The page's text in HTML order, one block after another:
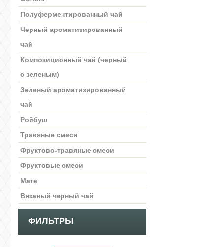
Полуферментированный чай
Черный ароматизированный
чай
Композиционный чай (черный
с зеленым)
Зеленый ароматизированный
чай
Ройбуш
Травяные смеси
Фруктово-травяные смеси
Фруктовые смеси
Мате
Вязаный черный чай
ФИЛЬТРЫ